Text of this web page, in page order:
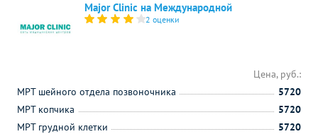
Major Clinic на Международной
2 оценки
Цена, руб.:
МРТ шейного отдела позвоночника
5720
МРТ копчика
5720
МРТ грудной клетки
5720